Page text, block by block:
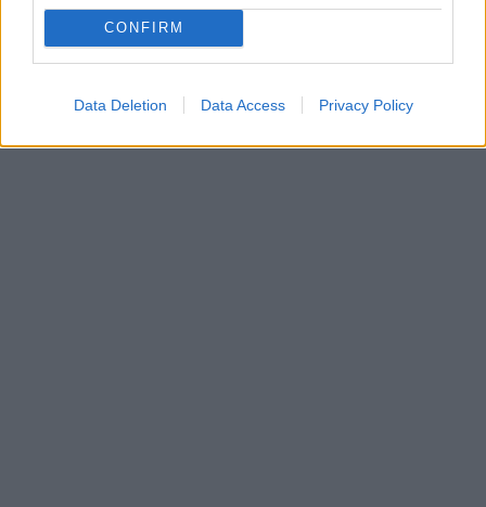
CONFIRM
Data Deletion Data Access Privacy Policy